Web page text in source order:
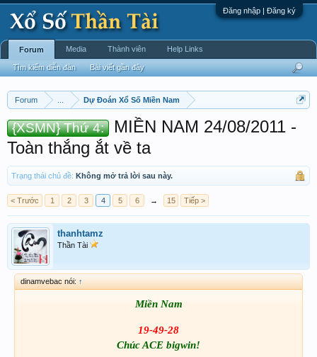
Đăng nhập | Đăng ký
Forum Dự Đoán Xổ Số Miền Nam
{XSMN} Thứ 4:
MIỀN NAM 24/08/2011 -
Toàn thắng ắt về ta
Trạng thái chủ đề: Không mở trả lời sau này.
< Trước 1 2 3 4 5 6 → 15 Tiếp >
thanhtamz
Thần Tài
dinamvebac nói: ↑
Miền Nam
19-49-28
Chúc ACE bigwin!
Forum
Tìm kiếm diễn đàn Bài viết gần đây
Media Thành viên Help Links